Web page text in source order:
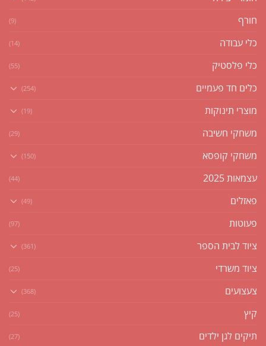
חורף (9)
כלי עבודה (14)
כלי פלסטיק (55)
כלים חד פעמיים (254)
מוצרי תינוקות (19)
משחקי חשיבה (29)
משחקי קופסא (150)
עצמאות 2025 (44)
פאזלים (49)
פעוטות (97)
ציוד לבית הספר (361)
ציוד משרדי (25)
צעצועים (368)
קיץ (25)
תיקים לגן ילדים (27)